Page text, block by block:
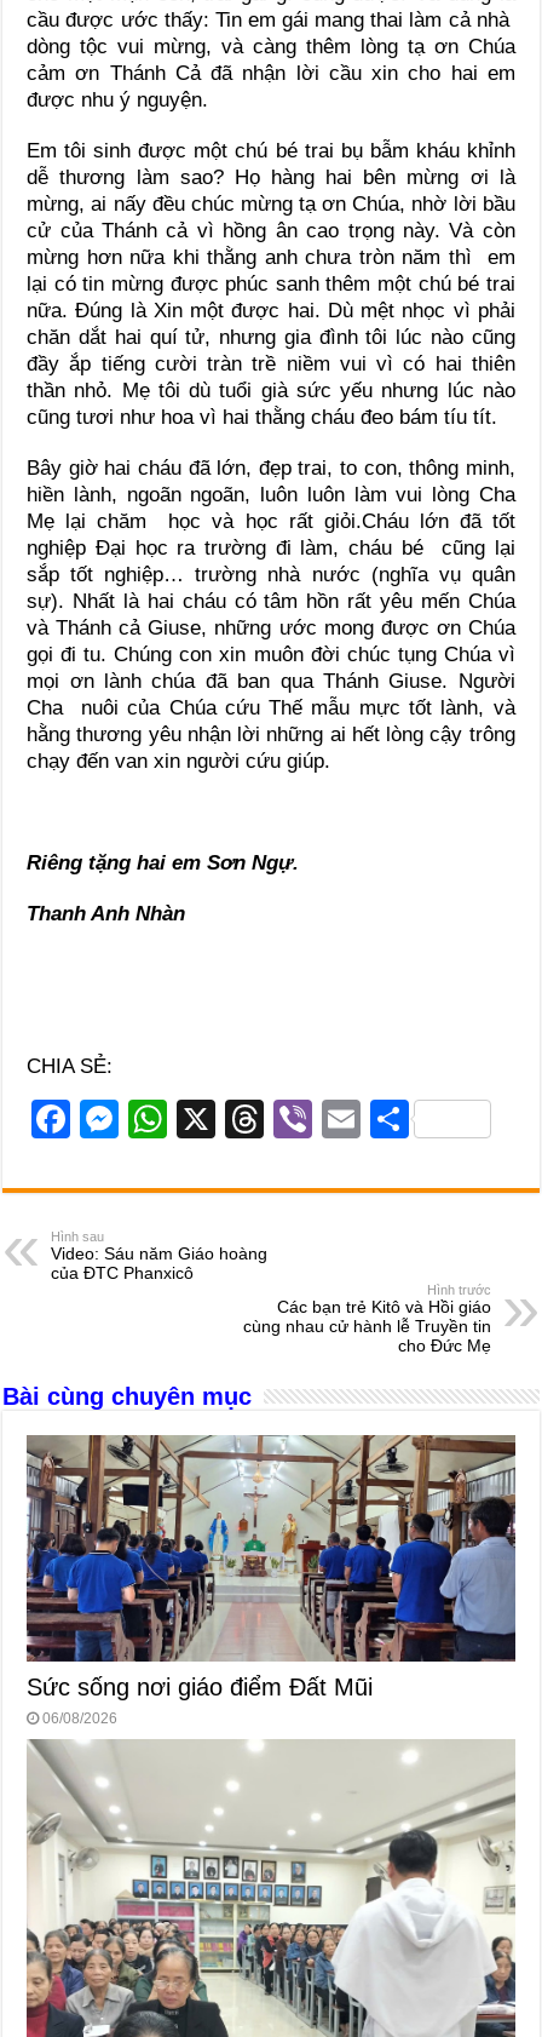
cầu được ước thấy: Tin em gái mang thai làm cả nhà
dòng tộc vui mừng, và càng thêm lòng tạ ơn Chúa
cảm ơn Thánh Cả đã nhận lời cầu xin cho hai em
được nhu ý nguyện.
Em tôi sinh được một chú bé trai bụ bẫm kháu khỉnh
dễ thương làm sao? Họ hàng hai bên mừng ơi là
mừng, ai nấy đều chúc mừng tạ ơn Chúa, nhờ lời bầu
cử của Thánh cả vì hồng ân cao trọng này. Và còn
mừng hơn nữa khi thằng anh chưa tròn năm thì em
lại có tin mừng được phúc sanh thêm một chú bé trai
nữa. Đúng là Xin một được hai. Dù mệt nhọc vì phải
chăn dắt hai quí tử, nhưng gia đình tôi lúc nào cũng
đầy ắp tiếng cười tràn trề niềm vui vì có hai thiên
thần nhỏ. Mẹ tôi dù tuổi già sức yếu nhưng lúc nào
cũng tươi như hoa vì hai thằng cháu đeo bám tíu tít.
Bây giờ hai cháu đã lớn, đẹp trai, to con, thông minh,
hiền lành, ngoãn ngoãn, luôn luôn làm vui lòng Cha
Mẹ lại chăm học và học rất giỏi.Cháu lớn đã tốt
nghiệp Đại học ra trường đi làm, cháu bé cũng lại
sắp tốt nghiệp… trường nhà nước (nghĩa vụ quân
sự). Nhất là hai cháu có tâm hồn rất yêu mến Chúa
và Thánh cả Giuse, những ước mong được ơn Chúa
gọi đi tu. Chúng con xin muôn đời chúc tụng Chúa vì
mọi ơn lành chúa đã ban qua Thánh Giuse. Người
Cha nuôi của Chúa cứu Thế mẫu mực tốt lành, và
hằng thương yêu nhận lời những ai hết lòng cậy trông
chạy đến van xin người cứu giúp.
Riêng tặng hai em Sơn Ngự.
Thanh Anh Nhàn
CHIA SẺ:
F
c
e
b
k
M
ss
e
n
W
at
s
A
X
T
e
d
s
Vi
er
E
ail
S
ar
Hình sau
Video: Sáu năm Giáo hoàng
của ĐTC Phanxicô
Hình trước
Các bạn trẻ Kitô và Hồi giáo
cùng nhau cử hành lễ Truyền tin
cho Đức Mẹ
Bài cùng chuyên mục
Sức sống nơi giáo điểm Đất Mũi
06/08/2026